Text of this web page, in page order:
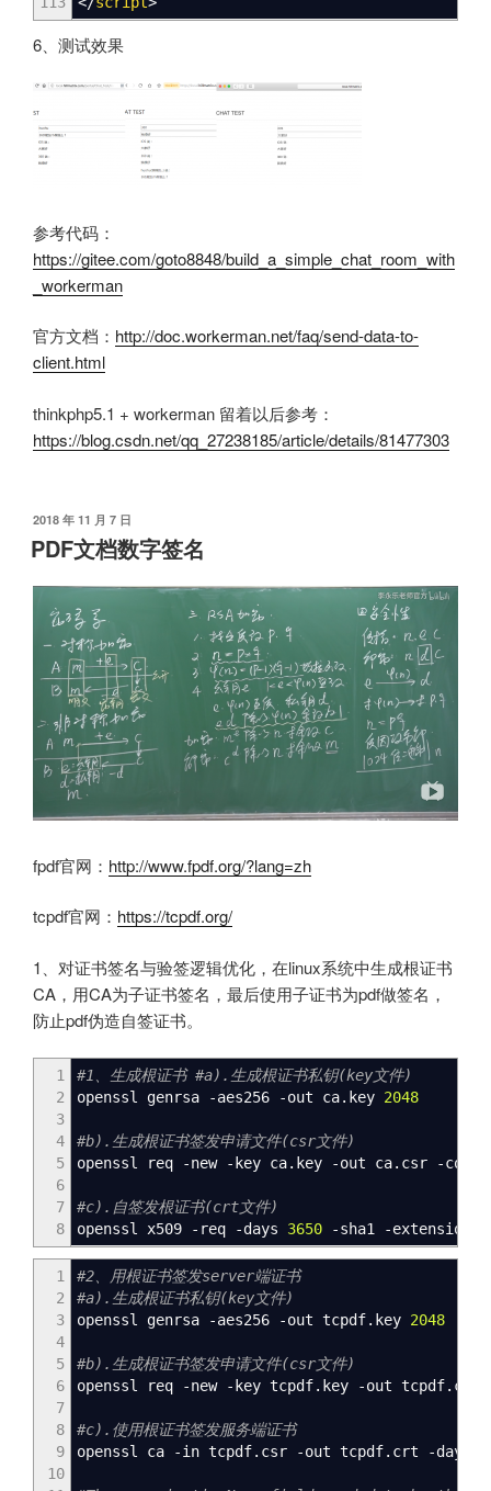
6、测试效果
参考代码：
https://gitee.com/goto8848/build_a_simple_chat_room_with
_workerman
官方文档： http://doc.workerman.net/faq/send-data-to-
client.html
thinkphp5.1 + workerman 留着以后参考：
https://blog.csdn.net/qq_27238185/article/details/81477303
发
布
于
2018 年 11 月 7 日
PDF文档数字签名
fpdf官网： http://www.fpdf.org/?lang=zh
tcpdf官网： https://tcpdf.org/
1、对证书签名与验签逻辑优化，在linux系统中生成根证书
CA，用CA为子证书签名，最后使用子证书为pdf做签名，
防止pdf伪造自签证书。
1
2
3
4
5
6
7
8
#1、生成根证书 #a).生成根证书私钥(key文件)
openssl genrsa -aes256 -out ca.key 2048
#b).生成根证书签发申请文件(csr文件)
openssl req -new -key ca.key -out ca.csr -
#c).自签发根证书(crt文件)
openssl x509 -req -days 3650 -sha1 -
1
2
3
4
5
6
7
8
9
10
#2、用根证书签发server端证书
#a).生成根证书私钥(key文件)
openssl genrsa -aes256 -out tcpdf.key 2048
#b).生成根证书签发申请文件(csr文件)
openssl req -new -key tcpdf.key -out
#c).使用根证书签发服务端证书
openssl ca -in tcpdf.csr -out tcpdf.crt -days